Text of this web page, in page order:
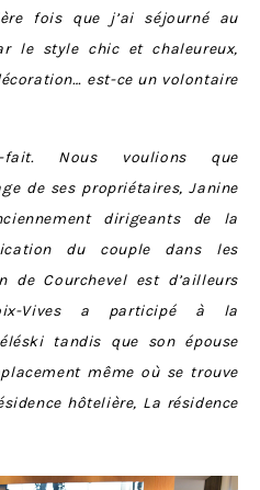
fois que j’ai séjourné au
le style chic et chaleureux,
est-ce un volontaire
fait. Nous voulions que
de ses propriétaires, Janine
dirigeants de la
du couple dans les
Courchevel est d’ailleurs
Vives a participé à la
tandis que son épouse
même où se trouve
hôtelière, La résidence